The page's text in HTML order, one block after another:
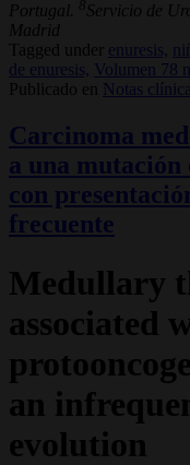
Portugal.
Servicio de
Madrid
Tagged under
enuresis,
de enuresis, Volumen 78
Publicado en Notas
Carcinoma
a una
con
frecuente
Medullary
associated
an
evolution